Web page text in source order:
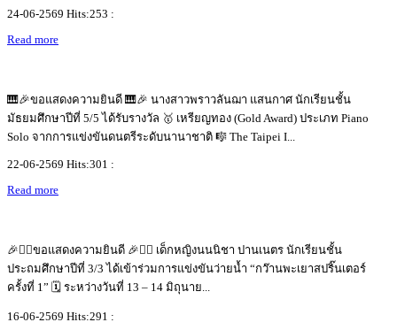
24-06-2569 Hits:253 :
Read more
🎹🎉ขอแสดงความยินดี 🎹🎉 นางสาวพราวลันฌา แสนกาศ นักเรียนชั้น
มัธยมศึกษาปีที่ 5/5 ได้รับรางวัล 🥇 เหรียญทอง (Gold Award) ประเภท Piano
Solo จากการแข่งขันดนตรีระดับนานาชาติ 🎼 The Taipei I...
22-06-2569 Hits:301 :
Read more
🎉🏊‍♀️ขอแสดงความยินดี 🎉🏊‍♀️ เด็กหญิงนนนิชา ปานเนตร นักเรียนชั้น
ประถมศึกษาปีที่ 3/3 ได้เข้าร่วมการแข่งขันว่ายน้ำ “กว๊านพะเยาสปริ๊นเตอร์
ครั้งที่ 1” 🗓️ ระหว่างวันที่ 13 – 14 มิถุนาย...
16-06-2569 Hits:291 :